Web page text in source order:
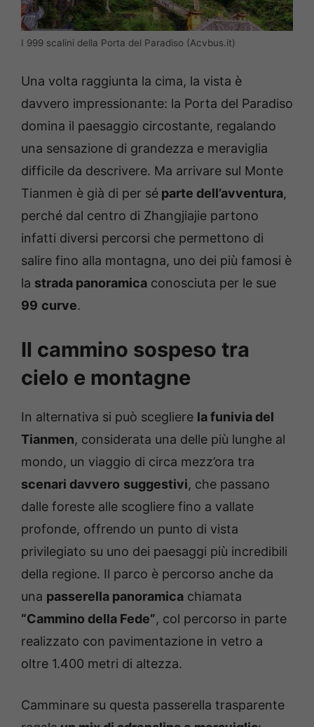
I 999 scalini della Porta del Paradiso (Acvbus.it)
Una volta raggiunta la cima, la vista è
davvero impressionante: la Porta del Paradiso
domina il paesaggio circostante, regalando
una sensazione di grandezza e meraviglia
difficile da descrivere. Ma arrivare sul Monte
Tianmen è già di per sé parte dell’avventura,
perché dal centro di Zhangjiajie partono
infatti diversi percorsi che permettono di
salire fino alla montagna, uno dei più famosi è
la strada panoramica conosciuta per le sue
99 curve.
Il cammino sospeso tra
cielo e montagne
In alternativa si può scegliere la funivia del
Tianmen, considerata una delle più lunghe al
mondo, un viaggio di circa mezz’ora tra
scenari davvero suggestivi, che passano
dalle foreste alle scogliere fino a vallate
profonde, offrendo un punto di vista
privilegiato su uno dei paesaggi più incredibili
della regione. Il parco è percorso anche da
una passerella panoramica chiamata
“Cammino della Fede”, col percorso in parte
realizzato con pavimentazione in vetro a
oltre 1.400 metri di altezza.
Camminare su questa passerella trasparente